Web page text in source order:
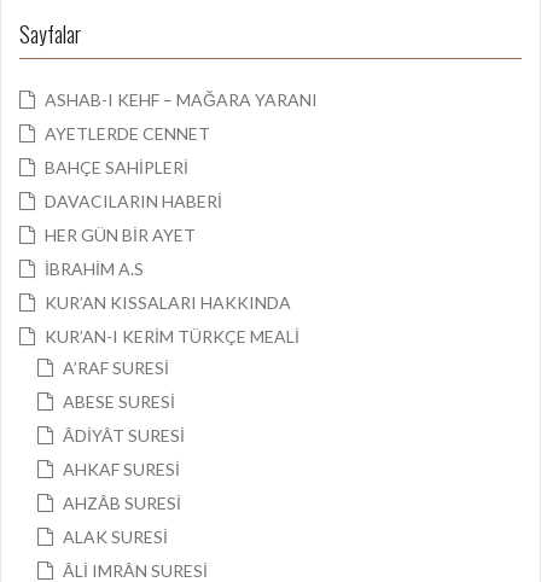
Sayfalar
ASHAB-I KEHF – MAĞARA YARANI
AYETLERDE CENNET
BAHÇE SAHİPLERİ
DAVACILARIN HABERİ
HER GÜN BİR AYET
İBRAHİM A.S
KUR’AN KISSALARI HAKKINDA
KUR’AN-I KERİM TÜRKÇE MEALİ
A’RAF SURESİ
ABESE SURESİ
ÂDİYÂT SURESİ
AHKAF SURESİ
AHZÂB SURESİ
ALAK SURESİ
ÂLİ IMRÂN SURESİ